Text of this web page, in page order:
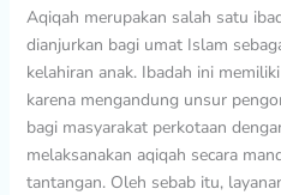
Aqiqah merupakan salah satu
dianjurkan bagi umat Islam
kelahiran anak. Ibadah ini
karena mengandung unsur
bagi masyarakat perkotaan
melaksanakan aqiqah secara
tantangan. Oleh sebab itu,